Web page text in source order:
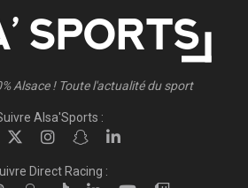
Alsace ! Toute l'actualité du sport
Alsa'Sports :
Direct Racing :